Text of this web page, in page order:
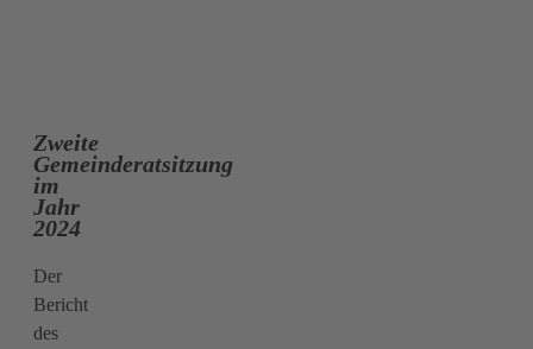
Zweite
Gemeinderatsitzung
im
Jahr
2024
Der
Bericht
des